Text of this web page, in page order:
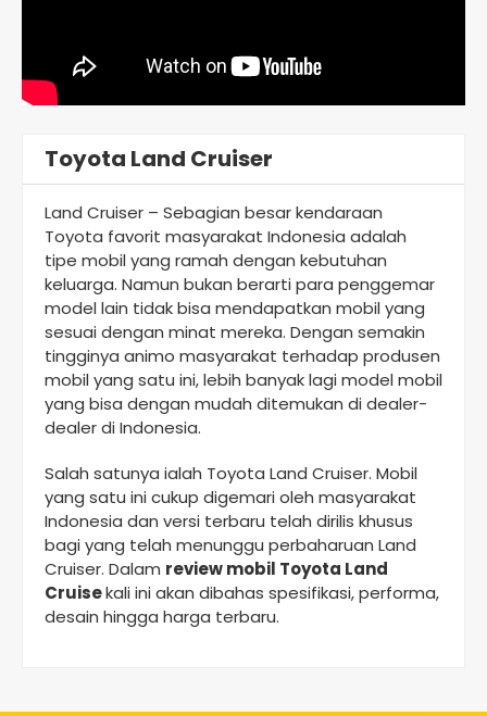
Toyota Land Cruiser
Land Cruiser – Sebagian besar kendaraan
Toyota favorit masyarakat Indonesia adalah
tipe mobil yang ramah dengan kebutuhan
keluarga. Namun bukan berarti para penggemar
model lain tidak bisa mendapatkan mobil yang
sesuai dengan minat mereka. Dengan semakin
tingginya animo masyarakat terhadap produsen
mobil yang satu ini, lebih banyak lagi model mobil
yang bisa dengan mudah ditemukan di dealer-
dealer di Indonesia.
Salah satunya ialah Toyota Land Cruiser. Mobil
yang satu ini cukup digemari oleh masyarakat
Indonesia dan versi terbaru telah dirilis khusus
bagi yang telah menunggu perbaharuan Land
Cruiser. Dalam review mobil Toyota Land
Cruisekali ini akan dibahas spesifikasi, performa,
desain hingga harga terbaru.